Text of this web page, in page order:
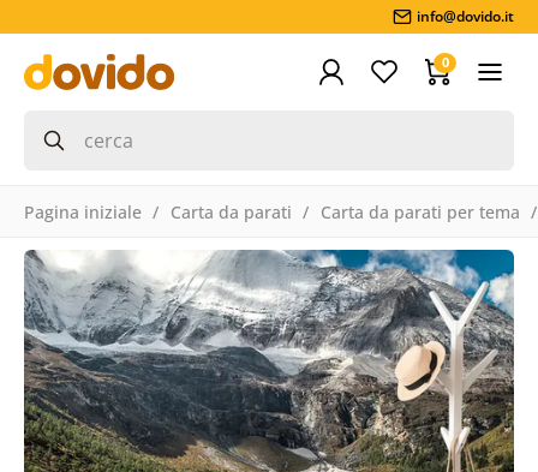
info@dovido.it
0
Pagina iniziale Carta da parati Carta da parati per tema